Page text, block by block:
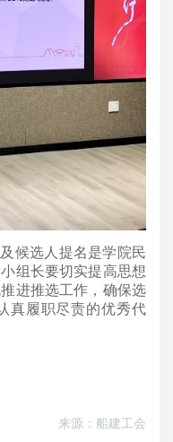
候选人提名是学院民
组长要切实提高思想
进推选工作，确保选
真履职尽责的优秀代
来源：船建工会